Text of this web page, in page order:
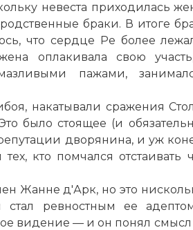
невеста приходилась
браки. В итоге
что сердце Ре более
оплакивала свою
пажами,
накатывали сражения
было стоящее (и
дворянина, и уж
кто помчался отстаивать
Жанне д'Арк, но это
стал ревностным ее
видение — и он понял смысл